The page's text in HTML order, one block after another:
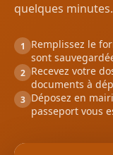
quelques minutes.
1
Remplissez le
sont
2 Recevez votre
documents à
3 Déposez en
passeport vous